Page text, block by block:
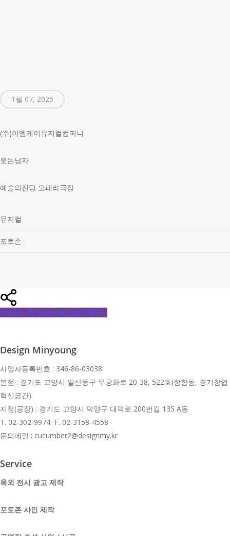
1월 07, 2025
(주)이엠케이뮤지컬컴퍼니
웃는남자
예술의전당 오페라극장
뮤지컬
포토존
Share
Share
Share Share Pin
Design Minyoung
사업자등록번호 : 346-86-03038
본점 : 경기도 고양시 일산동구 무궁화로 20-38, 522호(장항동, 경기창업
혁신공간)
지점(공장) : 경기도 고양시 덕양구 대덕로 200번길 135 A동
T. 02-302-9974 F. 02-3158-4558
문의메일 : cucumber2@designmy.kr
Service
옥외 전시 광고 제작
포토존 사인 제작